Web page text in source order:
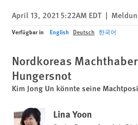
April 13, 2021 5:22AM EDT |
Verfügbar in English Deutsch 한국어
Nordkoreas
Hungersnot
Kim Jong Un könnte seine
Lina Yoon